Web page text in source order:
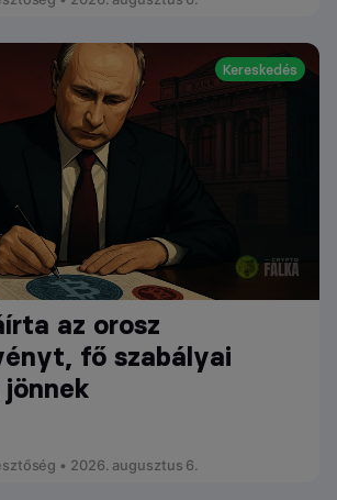
Kereskedés
az orosz
fő szabályai
• 2026. augusztus 6.